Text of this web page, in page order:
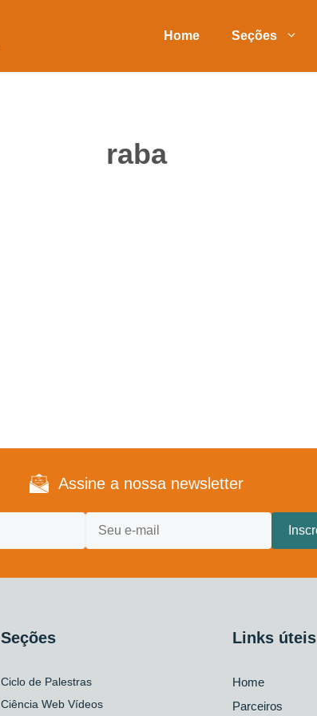
Home Seções
raba
Assine a nossa newsletter
Seções
Ciclo de Palestras
Ciência Web Vídeos
Links úteis
Home
Parceiros